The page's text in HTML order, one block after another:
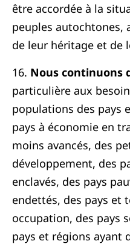
être accordée à la
peuples autochtones,
de leur héritage et de
16. Nous continuons
particulière aux
populations des pays
pays à économie en
moins avancés, des
développement, des
enclavés, des pays
endettés, des pays et
occupation, des pays
pays et régions ayant